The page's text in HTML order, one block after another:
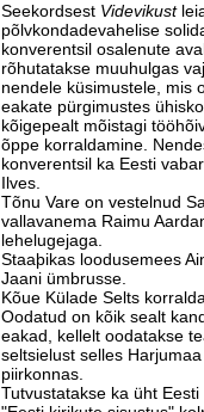
Seekordsest Videvikust
põlvkondadevahelise
konverentsil osalenute
rõhutatakse muuhulgas
nendele küsimustele, mis
eakate pürgimustes
kõigepealt mõistagi
õppe korraldamine.
konverentsil ka Eesti
Ilves.
Tõnu Vare on vestelnud
vallavanema Raimu
lehelugejaga.
Staaþikas loodusemees
Jaani ümbrusse.
Kõue Külade Selts
Oodatud on kõik sealt
eakad, kellelt oodatakse
seltsielust selles
piirkonnas.
Tutvustatakse ka üht